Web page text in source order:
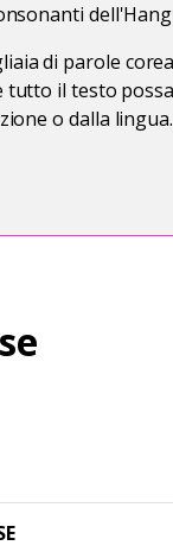
di parole
il testo
o dalla lingua.